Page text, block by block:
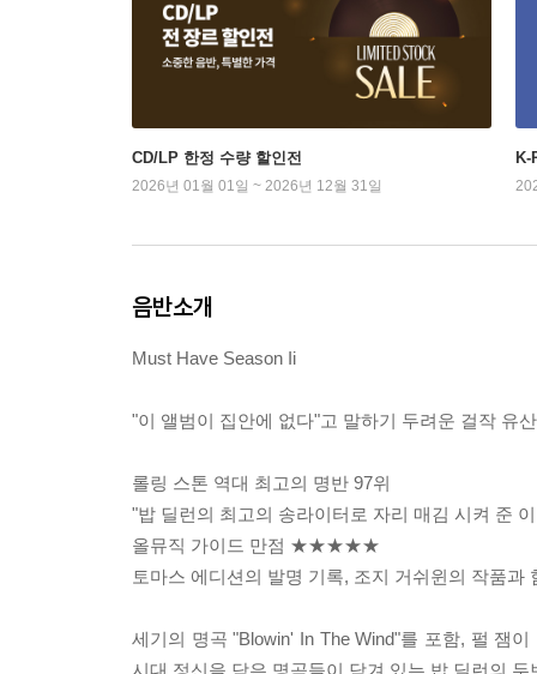
CD/LP 한정 수량 할인전
2026년 01월 01일 ~ 2026년 12월 31일
K-
음반소개
Must Have Season Ii
"이 앨범이 집안에 없다"고 말하기 두려운 걸작 유
롤링 스톤 역대 최고의 명반 97위
"밥 딜런의 최고의 송라이터로 자리 매김 시켜 준
올뮤직 가이드 만점 ★★★★★
토마스 에디션의 발명 기록, 조지 거쉬윈의 작품
세기의 명곡 "Blowin' In The Wind"를 포함, 펄 잼
시대 정신을 담은 명곡들이 담겨 있는 밥 딜런의